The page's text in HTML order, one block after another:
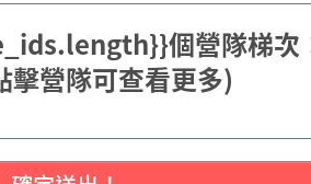
個營隊梯次
擊營隊可查看更多)